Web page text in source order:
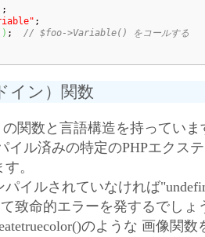
) ; // $foo->Variable() をコールする
イン）関数
の関数と言語構造を持っていま
イル済みの特定のPHPエクス
。
イルされていなければ
致命的エラーを発するでしょ
のような 画像関